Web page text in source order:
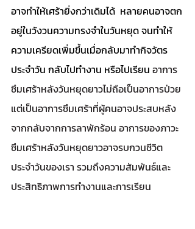
อาจทำให้เศร้ายิ่งกว่าเดิมได้  หลายคนอาจตก
อยู่ในวังวนความทรงจำในวันหยุด จนทำให้
ความเครียดเพิ่มขึ้นเมื่อกลับมาทำกิจวัตร
ประจำวัน กลับไปทำงาน หรือไปเรียน อาการ
ซึมเศร้าหลังวันหยุดยาวไม่ถือเป็นอาการป่วย
แต่เป็นอาการซึมเศร้าที่ผู้คนอาจประสบหลัง
จากกลับจากการลาพักร้อน อาการของภาวะ
ซึมเศร้าหลังวันหยุดยาวอาจรบกวนชีวิต
ประจำวันของเรา รวมถึงความสัมพันธ์และ
ประสิทธิภาพการทำงานและการเรียน